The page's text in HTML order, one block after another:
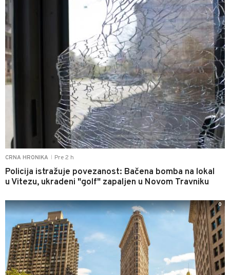
CRNA HRONIKA Pre 2 h
Policija istražuje povezanost: Bačena bomba na lokal
u Vitezu, ukradeni "golf" zapaljen u Novom Travniku
0